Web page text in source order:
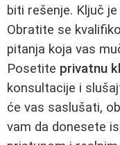
biti rešenje. Ključ
Obratite se
pitanja koja vas
Posetite privatnu
konsultacije i
će vas saslušati,
vam da donesete